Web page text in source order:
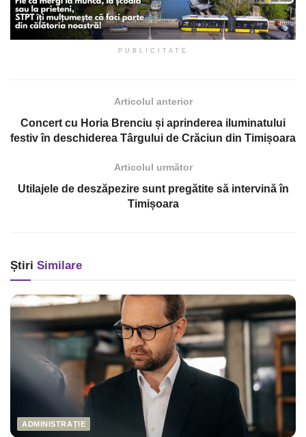
PUBLICITATE
Articolul anterior
Concert cu Horia Brenciu și aprinderea iluminatului
festiv în deschiderea Târgului de Crăciun din Timișoara
Articolul următor
Utilajele de deszăpezire sunt pregătite să intervină în
Timișoara
Știri Similare
ADMINISTRAȚIE